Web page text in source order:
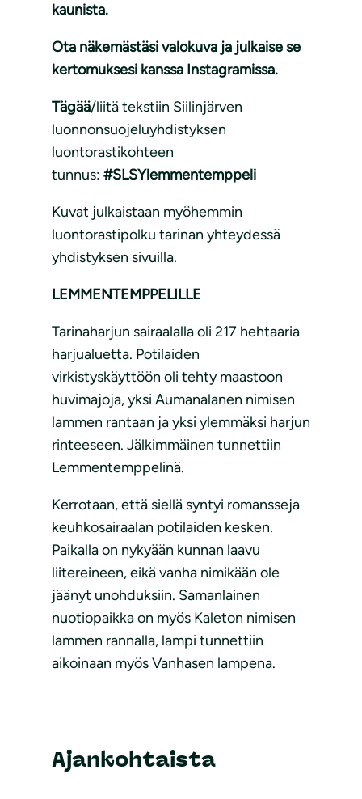
kaunista.
Ota näkemästäsi valokuva ja julkaise se
kertomuksesi kanssa Instagramissa.
Tägää/liitä tekstiin Siilinjärven
luonnonsuojeluyhdistyksen
luontorastikohteen
tunnus: #SLSYlemmentemppeli
Kuvat julkaistaan myöhemmin
luontorastipolku tarinan yhteydessä
yhdistyksen sivuilla.
LEMMENTEMPPELILLE
Tarinaharjun sairaalalla oli 217 hehtaaria
harjualuetta. Potilaiden
virkistyskäyttöön oli tehty maastoon
huvimajoja, yksi Aumanalanen nimisen
lammen rantaan ja yksi ylemmäksi harjun
rinteeseen. Jälkimmäinen tunnettiin
Lemmentemppelinä.
Kerrotaan, että siellä syntyi romansseja
keuhkosairaalan potilaiden kesken.
Paikalla on nykyään kunnan laavu
liitereineen, eikä vanha nimikään ole
jäänyt unohduksiin. Samanlainen
nuotiopaikka on myös Kaleton nimisen
lammen rannalla, lampi tunnettiin
aikoinaan myös Vanhasen lampena.
Ajankohtaista